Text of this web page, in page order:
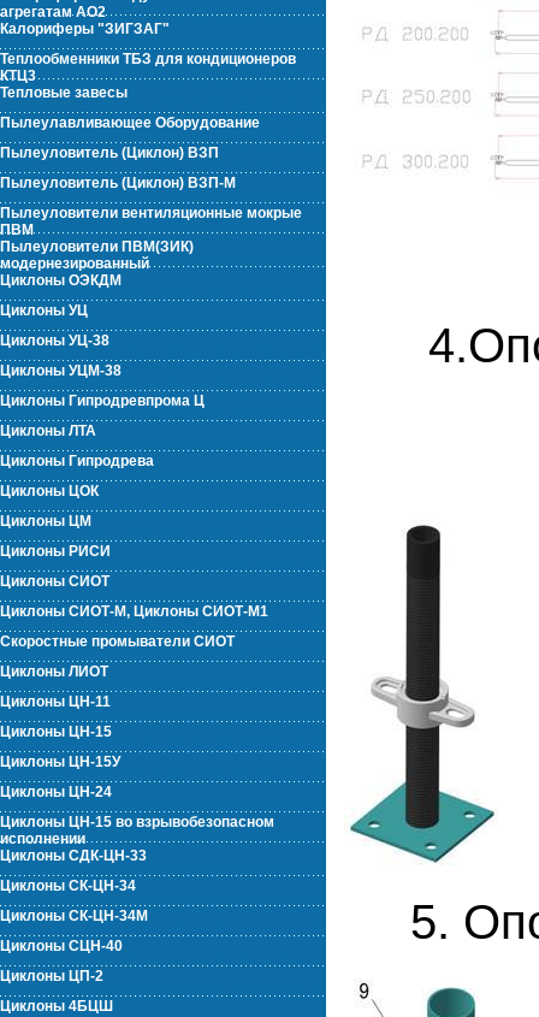
агрегатам АО2
Калориферы "ЗИГЗАГ"
Теплообменники ТБЗ для кондиционеров
КТЦ3
Тепловые завесы
Пылеулавливающее Оборудование
Пылеуловитель (Циклон) ВЗП
Пылеуловитель (Циклон) ВЗП-М
Пылеуловители вентиляционные мокрые
ПВМ
Пылеуловители ПВМ(ЗИК)
модернезированный
Циклоны ОЭКДМ
Циклоны УЦ
Циклоны УЦ-38
Циклоны УЦМ-38
Циклоны Гипродревпрома Ц
Циклоны ЛТА
Циклоны Гипродрева
Циклоны ЦОК
Циклоны ЦМ
Циклоны РИСИ
Циклоны СИОТ
Циклоны СИОТ-М, Циклоны СИОТ-М1
Скоростные промыватели СИОТ
Циклоны ЛИОТ
Циклоны ЦН-11
Циклоны ЦН-15
Циклоны ЦН-15У
Циклоны ЦН-24
Циклоны ЦН-15 во взрывобезопасном
исполнении
Циклоны СДК-ЦН-33
Циклоны СК-ЦН-34
Циклоны СК-ЦН-34М
Циклоны СЦН-40
Циклоны ЦП-2
Циклоны 4БЦШ
5.